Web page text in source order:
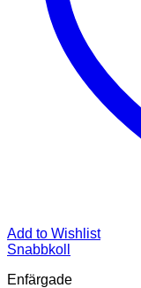
Add to Wishlist
Snabbkoll
Enfärgade